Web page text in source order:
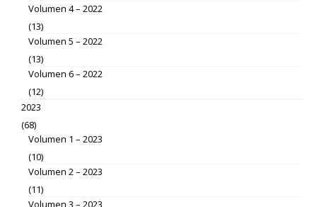
Volumen 4 – 2022
(13)
Volumen 5 – 2022
(13)
Volumen 6 – 2022
(12)
2023
(68)
Volumen 1 – 2023
(10)
Volumen 2 – 2023
(11)
Volumen 3 – 2023